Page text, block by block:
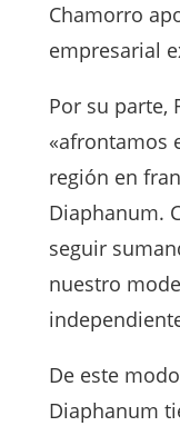
Chamorro
empresarial
Por su parte,
«afrontamos
región en
Diaphanum.
seguir
nuestro
De este
Diaphanum